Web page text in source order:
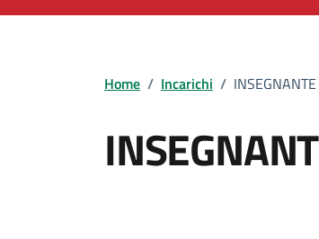
Home / Incarichi /